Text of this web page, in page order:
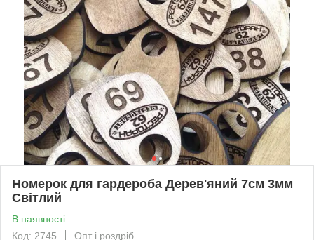
Номерок для гардероба Дерев'яний 7см 3мм
Світлий
В наявності
Код: 2745
Опт і роздріб